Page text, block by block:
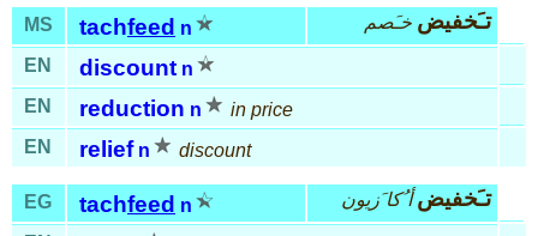
MS tachfeed n تـَخفيض خـَصم
EN discount n
EN
reduction n
in price
EN
relief n discount
EG tachfeed n تـَخفيض أ ُكا َزيون